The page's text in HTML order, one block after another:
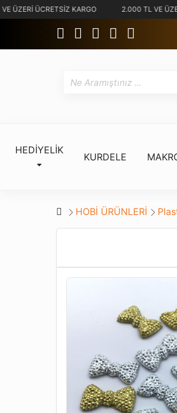
ÜZERİ ÜCRETSİZ KARGO 2.000 TL VE
HEDİYELİK
KURDELE
HOBİ ÜRÜNLERİ